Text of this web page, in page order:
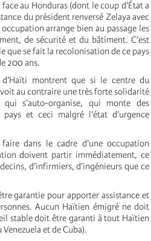
au Honduras (dont le coup d’État a
du président renversé Zelaya avec
arrange bien au passage les
de sécurité et du bâtiment. C’est
que se fait la recolonisation de ce pays
200 ans.
montrent que si le centre du
au contraire une très forte solidarité
s’auto-organise, qui monte des
et ceci malgré l’état d’urgence
dans le cadre d’une occupation
doivent partir immédiatement, ce
d’infirmiers, d’ingénieurs que ce
garantie pour apporter assistance et
Aucun Haïtien émigré ne doit
stable doit être garanti à tout Haïtien
et de Cuba).